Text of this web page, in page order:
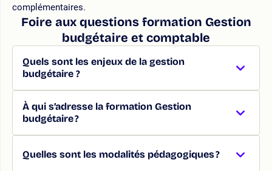
complémentaires.
Foire aux questions formation Gestion
budgétaire et comptable
Quels sont les enjeux de la gestion
budgétaire ?
À qui s’adresse la formation Gestion
budgétaire ?
Quelles sont les modalités pédagogiques ?